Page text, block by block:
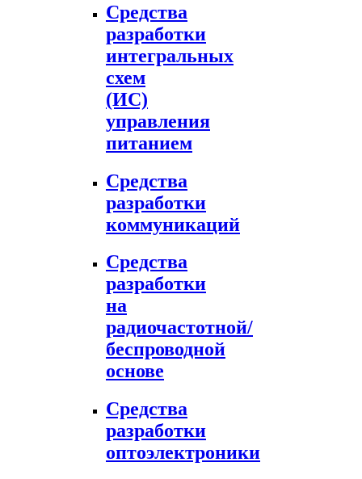
Средства
разработки
интегральных
схем
(ИС)
управления
питанием
Средства
разработки
коммуникаций
Средства
разработки
на
радиочастотной/
беспроводной
основе
Средства
разработки
оптоэлектроники